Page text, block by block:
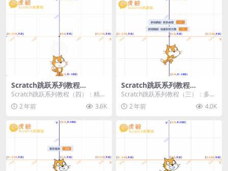
Scratch跳跃系列教程
（四）：精准着陆
Scratch跳跃系列教程（四）：精准
着陆 作者：小虎鲸Scratch资源站
... 2 年前 3.6K
Scratch跳跃系列教程
（三）：多段跳跃
Scratch跳跃系列教程（三）：多段
跳跃 作者：小虎鲸Scratch资源站
连...2 年前 4.0K